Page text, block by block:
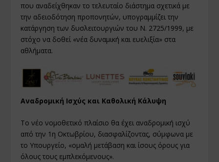
που αναδείχθηκαν το τελευταίο διάστημα σχετικά με
την αδειοδότηση προπονητών, υπογραμμίζει την
κατάργηση των δυσλειτουργιών του Ν. 2725/1999, με
στόχο να δοθεί «νέα δυναμική και ευελιξία» στα
αθλήματα.
Αναδρομική Ισχύς και Καθολική Κάλυψη
Το νέο νομοθετικό πλαίσιο θα έχει αναδρομική ισχύ
από την 1η Οκτωβρίου, διασφαλίζοντας, σύμφωνα με
το Υπουργείο, «ομαλή μετάβαση και ίσους όρους για
όλους τους εμπλεκόμενους».